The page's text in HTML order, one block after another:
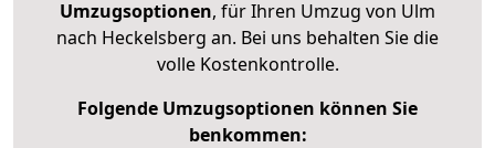
Umzugsoptionen, für Ihren Umzug von Ulm
nach Heckelsberg an. Bei uns behalten Sie die
volle Kostenkontrolle.
Folgende Umzugsoptionen können Sie
benkommen: